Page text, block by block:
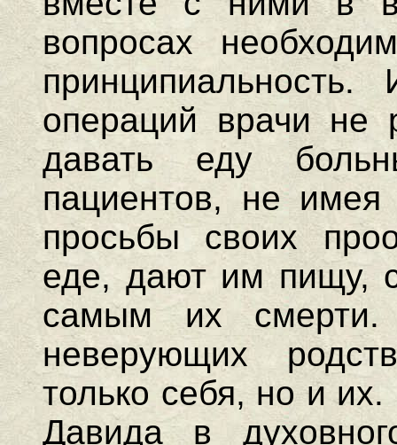
вопросах
операций врачи не
давать еду
пациентов, не
просьбы своих
еде, дают им пищу,
самым их
неверующих
только себя, но и
Давида в